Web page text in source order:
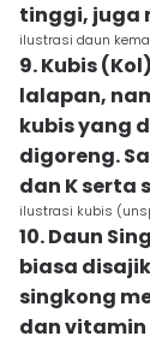
tinggi, juga
ilustrasi daun
9. Kubis
lalapan,
kubis yang
digoreng.
dan K serta
ilustrasi kubis
10. Daun
biasa
singkong
dan vitamin